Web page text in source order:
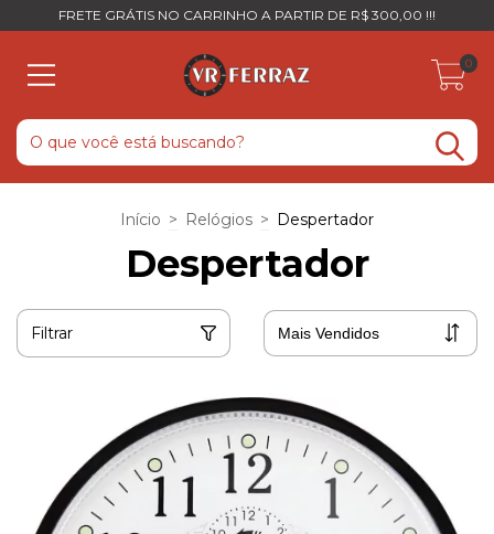
FRETE GRÁTIS NO CARRINHO A PARTIR DE R$ 300,00 !!!
0
Início > Relógios > Despertador
Despertador
Filtrar